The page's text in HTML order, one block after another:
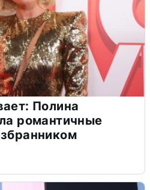
Полина
романтичные